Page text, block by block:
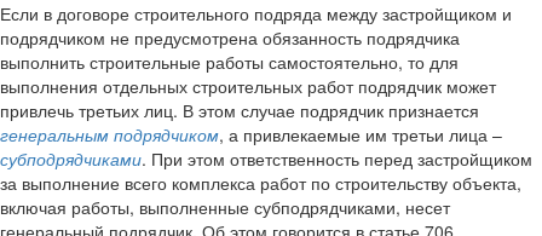
Если в договоре строительного подряда между застройщиком и
подрядчиком не предусмотрена обязанность подрядчика
выполнить строительные работы самостоятельно, то для
выполнения отдельных строительных работ подрядчик может
привлечь третьих лиц. В этом случае подрядчик признается
генеральным подрядчиком, а привлекаемые им третьи лица –
субподрядчиками. При этом ответственность перед застройщиком
за выполнение всего комплекса работ по строительству объекта,
включая работы, выполненные субподрядчиками, несет
генеральный подрядчик. Об этом говорится в статье 706